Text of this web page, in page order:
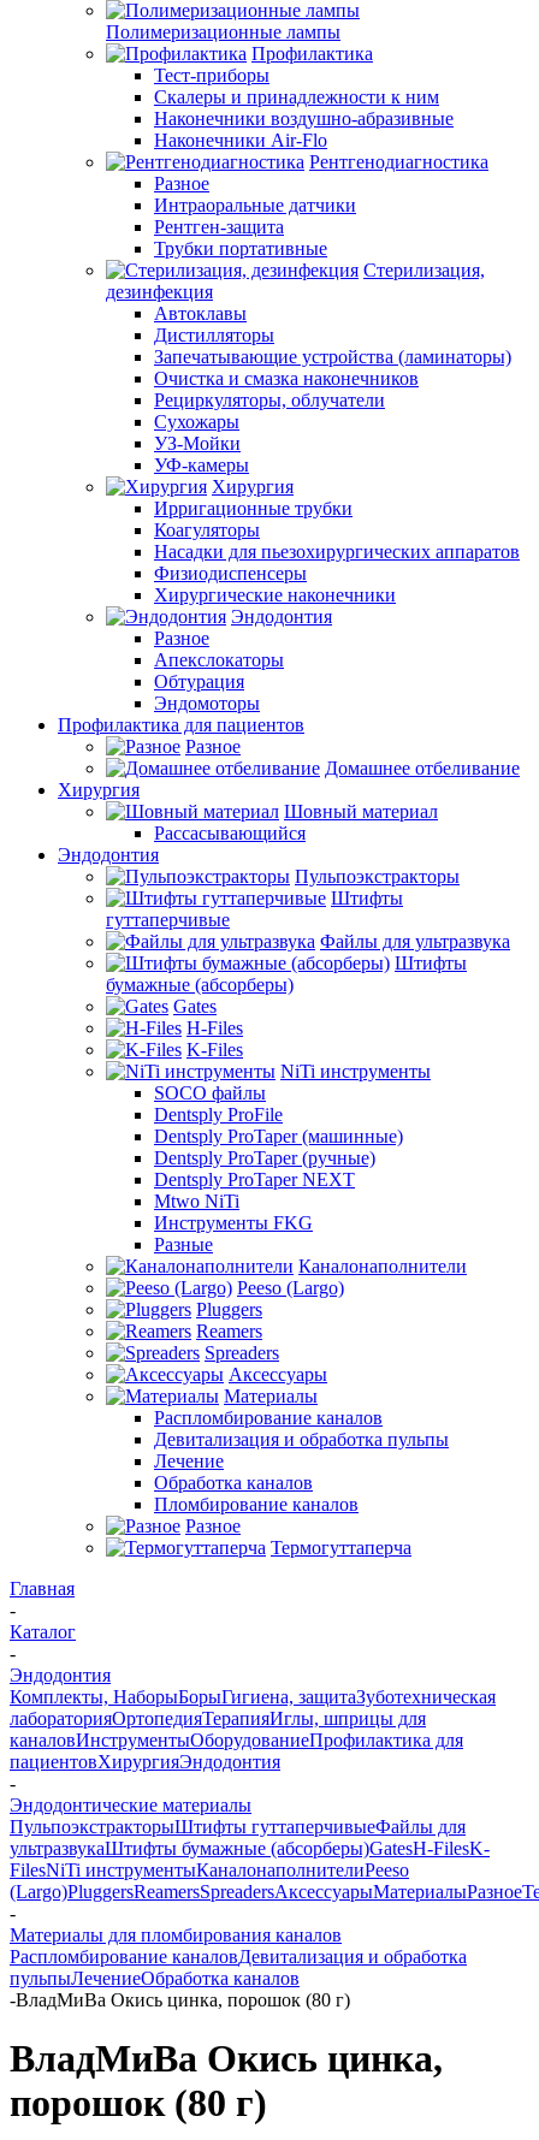
Полимеризационные лампы
Профилактика
Тест-приборы
Скалеры и принадлежности к ним
Наконечники воздушно-абразивные
Наконечники Air-Flo
Рентгенодиагностика
Разное
Интраоральные датчики
Рентген-защита
Трубки портативные
Стерилизация,
дезинфекция
Автоклавы
Дистилляторы
Запечатывающие устройства (ламинаторы)
Очистка и смазка наконечников
Рециркуляторы, облучатели
Сухожары
УЗ-Мойки
УФ-камеры
Хирургия
Ирригационные трубки
Коагуляторы
Насадки для пьезохирургических аппаратов
Физиодиспенсеры
Хирургические наконечники
Эндодонтия
Разное
Апекслокаторы
Обтурация
Эндомоторы
Профилактика для пациентов
Разное
Домашнее отбеливание
Хирургия
Шовный материал
Рассасывающийся
Эндодонтия
Пульпоэкстракторы
Штифты
гуттаперчивые
Файлы для ультразвука
Штифты
бумажные (абсорберы)
Gates
H-Files
K-Files
NiTi инструменты
SOCO файлы
Dentsply ProFile
Dentsply ProTaper (машинные)
Dentsply ProTaper (ручные)
Dentsply ProTaper NEXT
Mtwo NiTi
Инструменты FKG
Разные
Каналонаполнители
Peeso (Largo)
Pluggers
Reamers
Spreaders
Аксессуары
Материалы
Распломбирование каналов
Девитализация и обработка пульпы
Лечение
Обработка каналов
Пломбирование каналов
Разное
Термогуттаперча
Главная
-
Каталог
-
Эндодонтия
Комплекты, НаборыБорыГигиена, защитаЗуботехническая
лабораторияОртопедияТерапияИглы, шприцы для
каналовИнструментыОборудованиеПрофилактика для
пациентовХирургияЭндодонтия
-
Эндодонтические материалы
ПульпоэкстракторыШтифты гуттаперчивыеФайлы для
ультразвукаШтифты бумажные (абсорберы)GatesH-FilesK-
FilesNiTi инструментыКаналонаполнителиPeeso
(Largo)PluggersReamersSpreadersАксессуарыМатериалыРазное
-
Материалы для пломбирования каналов
Распломбирование каналовДевитализация и обработка
пульпыЛечениеОбработка каналов
-ВладМиВа Окись цинка, порошок (80 г)
ВладМиВа Окись цинка,
порошок (80 г)